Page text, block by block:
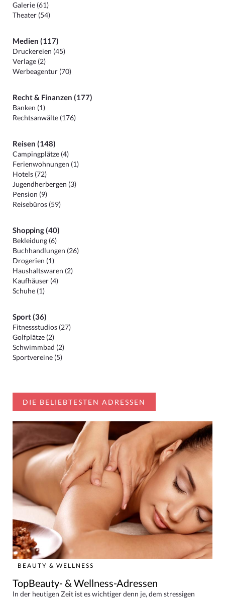
Galerie (61)
Theater (54)
Medien (117)
Druckereien (45)
Verlage (2)
Werbeagentur (70)
Recht & Finanzen (177)
Banken (1)
Rechtsanwälte (176)
Reisen (148)
Campingplätze (4)
Ferienwohnungen (1)
Hotels (72)
Jugendherbergen (3)
Pension (9)
Reisebüros (59)
Shopping (40)
Bekleidung (6)
Buchhandlungen (26)
Drogerien (1)
Haushaltswaren (2)
Kaufhäuser (4)
Schuhe (1)
Sport (36)
Fitnessstudios (27)
Golfplätze (2)
Schwimmbad (2)
Sportvereine (5)
DIE BELIEBTESTEN ADRESSEN
BEAUTY & WELLNESS
TopBeauty- & Wellness-Adressen
In der heutigen Zeit ist es wichtiger denn je, dem stressigen